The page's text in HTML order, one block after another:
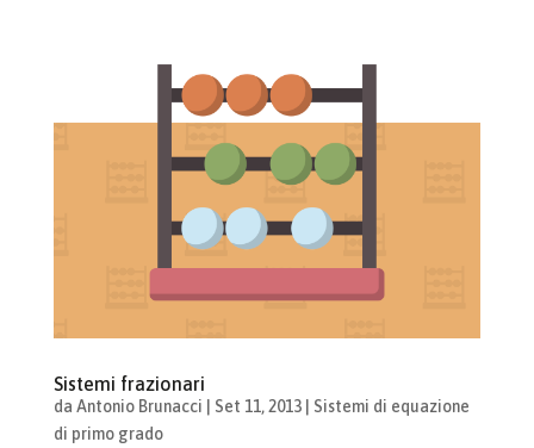
Sistemi frazionari
da Antonio Brunacci Set 11, 2013| Sistemi di equazione
di primo grado